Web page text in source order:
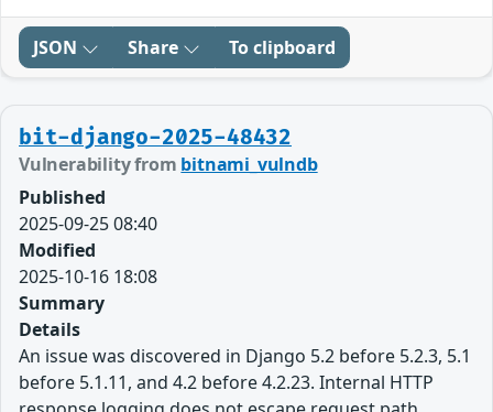
JSON Share To clipboard
bit-django-2025-48432
Vulnerability from bitnami_vulndb
Published
2025-09-25 08:40
Modified
2025-10-16 18:08
Summary
Details
An issue was discovered in Django 5.2 before 5.2.3, 5.1
before 5.1.11, and 4.2 before 4.2.23. Internal HTTP